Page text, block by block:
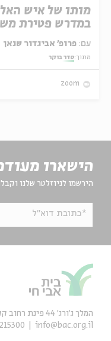
מותו של איש
במדרש פטירת
עם:
מתוך:סדר בוקר
zoom
הישארו
הירשמו לניוזלטר שלנו
*כתובת דוא"ל
המלך ג'ורג' 44 פינת רחוב קק״ל, ירושלים
info@bac.org.il